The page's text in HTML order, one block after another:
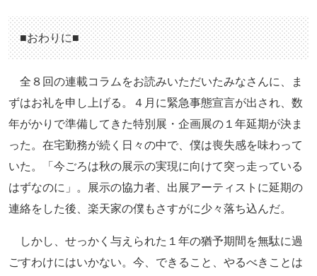
■おわりに■
全８回の連載コラムをお読みいただいたみなさんに、ま
ずはお礼を申し上げる。４月に緊急事態宣言が出され、数
年がかりで準備してきた特別展・企画展の１年延期が決ま
った。在宅勤務が続く日々の中で、僕は喪失感を味わって
いた。「今ごろは秋の展示の実現に向けて突っ走っている
はずなのに」。展示の協力者、出展アーティストに延期の
連絡をした後、楽天家の僕もさすがに少々落ち込んだ。
しかし、せっかく与えられた１年の猶予期間を無駄に過
ごすわけにはいかない。今、できること、やるべきことは